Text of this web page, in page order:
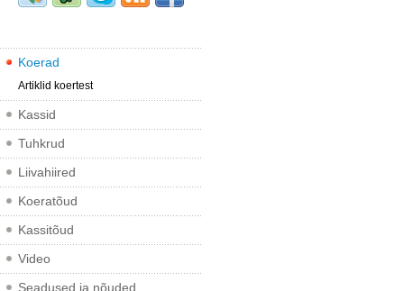
Koerad
Artiklid koertest
Kassid
Tuhkrud
Liivahiired
Koeratõud
Kassitõud
Video
Seadused ja nõuded